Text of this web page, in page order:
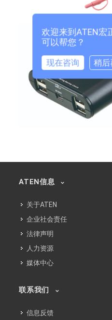
ATEN信息
关于ATEN
企业社会责任
法律声明
人力资源
媒体中心
联系我们
信息反馈
欢迎来到ATEN宏
可以帮您？
现在咨询 稍